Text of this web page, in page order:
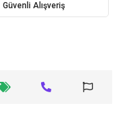
Güvenli Alışveriş